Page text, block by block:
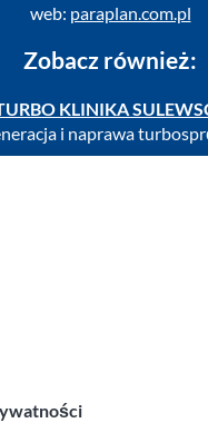
web: paraplan.com.pl
Zobacz również:
KLINIKA
i naprawa
Odnośniki: